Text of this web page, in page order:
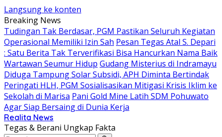
Langsung ke konten
Breaking News
Tudingan Tak Berdasar, PGM Pastikan Seluruh Kegiatan
Operasional Memiliki Izin Sah Pesan Tegas Atal S. Depari
: Satu Berita Tak Terverifikasi Bisa Hancurkan Nama Baik
Wartawan Seumur Hidup Gudang Misterius di Indramayu
Diduga Tampung Solar Subsidi, APH Diminta Bertindak
Peringati HLH, PGM Sosialisasikan Mitigasi Krisis Iklim ke
Sekolah di Marisa Pani Gold Mine Latih SDM Pohuwato
Agar Siap Bersaing di Dunia Kerja
Realita News
Tegas & Berani Ungkap Fakta